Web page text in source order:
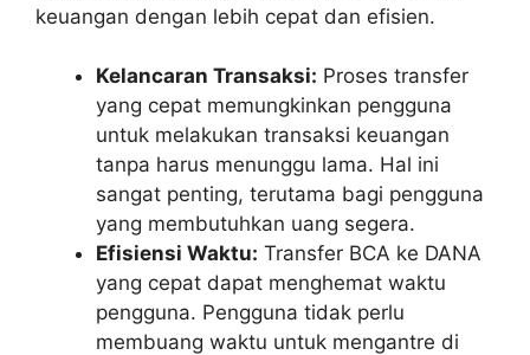
keuangan dengan lebih cepat dan efisien.
Kelancaran Transaksi: Proses transfer
yang cepat memungkinkan pengguna
untuk melakukan transaksi keuangan
tanpa harus menunggu lama. Hal ini
sangat penting, terutama bagi pengguna
yang membutuhkan uang segera.
Efisiensi Waktu: Transfer BCA ke DANA
yang cepat dapat menghemat waktu
pengguna. Pengguna tidak perlu
membuang waktu untuk mengantre di